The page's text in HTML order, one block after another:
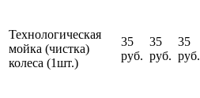
Технологическая
мойка (чистка)
колеса (1шт.)
35
руб.
35
руб.
35
руб.